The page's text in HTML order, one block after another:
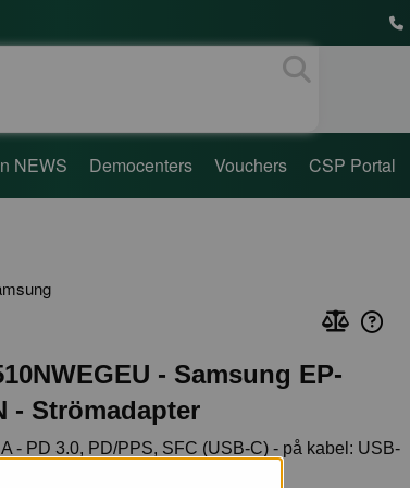
NEWS Democenters Vouchers CSP Portal
- Samsung EP-
- Strömadapter
A - PD 3.0, PD/PPS, SFC (USB-C) - på kabel: USB-